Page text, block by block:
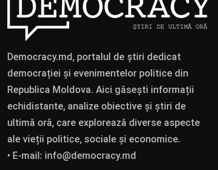
Democracy.md, portalul de știri dedicat
democrației și evenimentelor politice din
Republica Moldova. Aici găsești informații
echidistante, analize obiective și știri de
ultimă oră, care explorează diverse aspecte
ale vieții politice, sociale și economice.
• E-mail: info@democracy.md